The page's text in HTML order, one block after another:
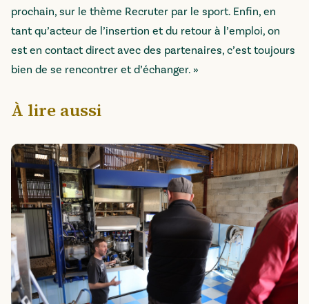
prochain, sur le thème Recruter par le sport. Enfin, en
tant qu’acteur de l’insertion et du retour à l’emploi, on
est en contact direct avec des partenaires, c’est toujours
bien de se rencontrer et d’échanger. »
À lire aussi